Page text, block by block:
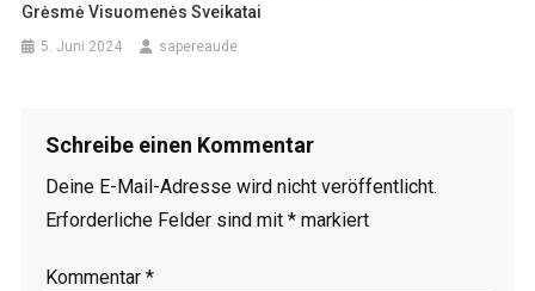
Grėsmė Visuomenės Sveikatai
5. Juni 2024 sapereaude
Schreibe einen Kommentar
Deine E-Mail-Adresse wird nicht veröffentlicht.
Erforderliche Felder sind mit *markiert
Kommentar *